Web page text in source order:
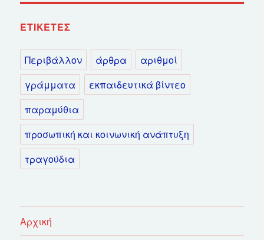
ΕΤΙΚΈΤΕΣ
Περιβάλλον άρθρα
αριθμοί
γράμματα
εκπαιδευτικά βίντεο
παραμύθια
προσωπική και κοινωνική ανάπτυξη
τραγούδια
Αρχική